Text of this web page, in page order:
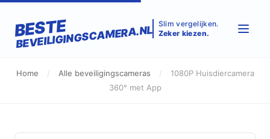
BESTE
BEVEILIGINGSCAMERA.NL Slim vergelijken.
Zeker kiezen.
Home / Alle beveiligingscameras /
1080P Huisdiercamera
360° met App